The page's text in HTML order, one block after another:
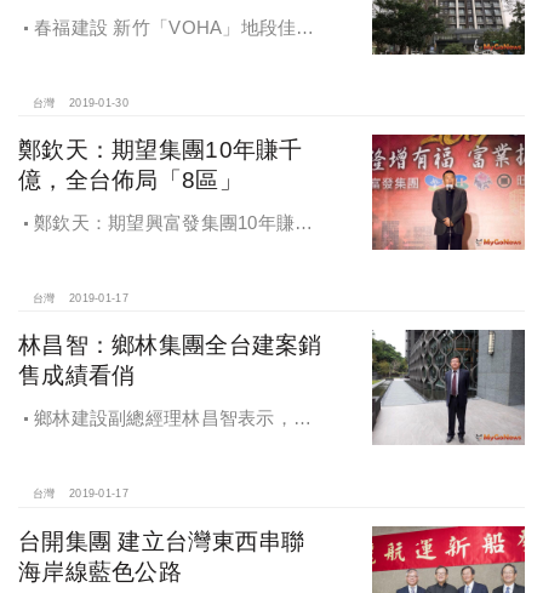
春福建設 新竹「VOHA」地段佳、
台灣 2019-01-30
鄭欽天：期望集團10年賺千
億，全台佈局「8區」
鄭欽天：期望興富發集團10年賺千
店」領域
台灣 2019-01-17
林昌智：鄉林集團全台建案銷
售成績看俏
鄉林建設副總經理林昌智表示，鄉
台灣 2019-01-17
台開集團 建立台灣東西串聯
海岸線藍色公路